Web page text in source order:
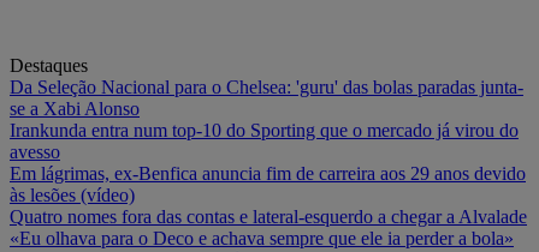
Destaques
Da Seleção Nacional para o Chelsea: 'guru' das bolas paradas junta-
se a Xabi Alonso
Irankunda entra num top-10 do Sporting que o mercado já virou do
avesso
Em lágrimas, ex-Benfica anuncia fim de carreira aos 29 anos devido
às lesões (vídeo)
Quatro nomes fora das contas e lateral-esquerdo a chegar a Alvalade
«Eu olhava para o Deco e achava sempre que ele ia perder a bola»